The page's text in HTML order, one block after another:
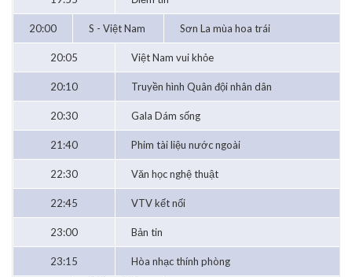
20:00 S - Việt Nam Sơn La mùa hoa trái
20:05 Việt Nam vui khỏe
20:10 Truyền hình Quân đội nhân dân
20:30 Gala Dám sống
21:40 Phim tài liệu nước ngoài
22:30 Văn học nghệ thuật
22:45 VTV kết nối
23:00 Bản tin
23:15 Hòa nhạc thính phòng